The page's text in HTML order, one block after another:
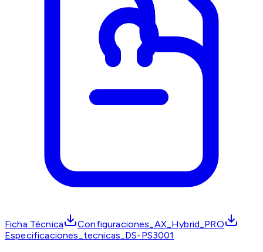
Ficha Técnica
Configuraciones_AX_Hybrid_PRO
Especificaciones_tecnicas_DS-PS3001